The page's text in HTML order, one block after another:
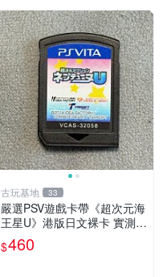
古玩基地 33
嚴選PSV遊戲卡帶《超次元海
王星U》港版日文裸卡 實測暢
玩 索尼專屬 psv psv游戲 psv
游戲卡帶
$460